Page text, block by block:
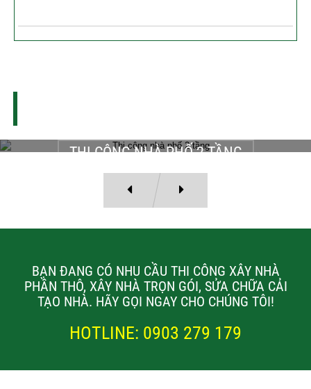
THI CÔNG NHÀ PHỐ 2 TẦNG
Chủ đầu tư: Bác Sỹ Đạt Địa chỉ: 351/57B Lê Văn Sỹ, phường 13,
Quận 3, Hồ Chí Minh Hạng mục thi công: Thi công nhà phố trọn gói
BẠN ĐANG CÓ NHU CẦU THI CÔNG XÂY NHÀ
PHẦN THÔ, XÂY NHÀ TRỌN GÓI, SỬA CHỮA CẢI
TẠO NHÀ. HÃY GỌI NGAY CHO CHÚNG TÔI!
HOTLINE: 0903 279 179